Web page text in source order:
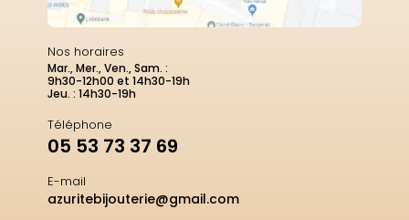
Nos horaires
Mar., Mer., Ven., Sam. :
9h30-12h00 et 14h30-19h
Jeu. : 14h30-19h
Téléphone
05 53 73 37 69
E-mail
azuritebijouterie@gmail.com